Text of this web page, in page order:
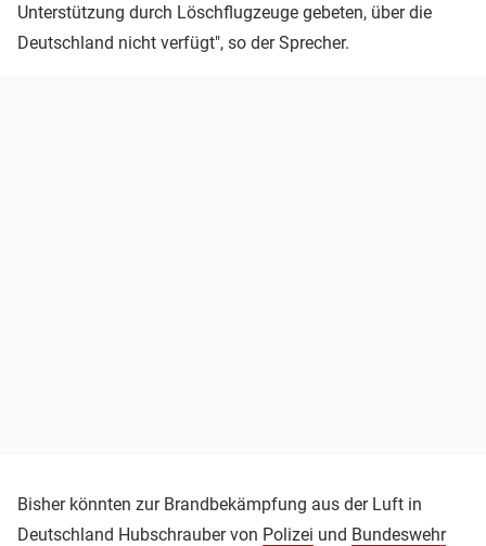
Unterstützung durch Löschflugzeuge gebeten, über die
Deutschland nicht verfügt", so der Sprecher.
Bisher könnten zur Brandbekämpfung aus der Luft in
Deutschland Hubschrauber von Polizei und Bundeswehr